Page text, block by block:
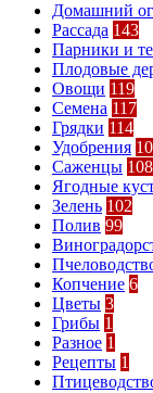
Домашний
Рассада 143
Парники и
Плодовые
Овощи 119
Семена 117
Грядки 114
Удобрения
Саженцы 108
Ягодные
Зелень 102
Полив 99
Копчение 6
Цветы 3
Грибы 1
Разное 1
Рецепты 1